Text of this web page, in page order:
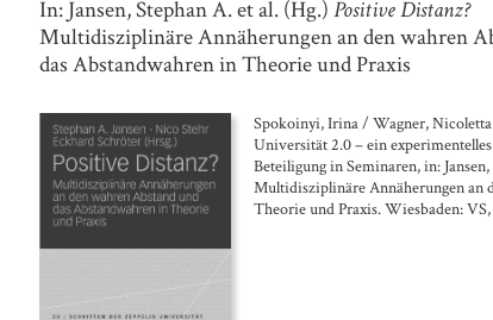
In: Jansen, Stephan A. et al. (Hg.) Positive Distanz?
Multidisziplinäre Annäherungen an den wahren
das Abstandwahren in Theorie und Praxis
Spokoinyi, Irina / Wagner,
Universität 2.0 – ein
Beteiligung in Seminaren, in:
Multidisziplinäre Annäherungen an
Theorie und Praxis. Wiesbaden: VS,